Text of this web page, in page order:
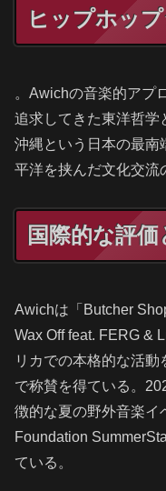
ヒップホッ
。Awichの音楽的アプ
追求してきた東洋哲学
沖縄という日本の最南
平洋を挟んだ文化交流
国際的な評
Awichは「Butcher
Wax Off feat. FERG &
リカでの本格的な活
で称賛を得ている。
徴的な夏の野外音楽イ
Foundation
ている。